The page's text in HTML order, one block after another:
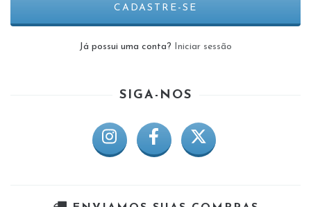
Já possui uma conta? Iniciar sessão
SIGA-NOS